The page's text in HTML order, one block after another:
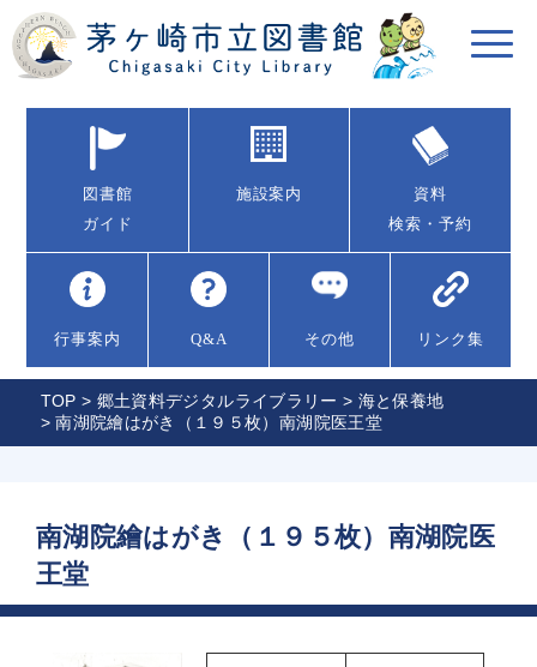
図書館
ガイド
施設案内
資料
検索・予約
行事案内 Q&A その他 リンク集
TOP > 郷土資料デジタルライブラリー > 海と保養地
> 南湖院繪はがき（１９５枚）南湖院医王堂
南湖院繪はがき（１９５枚）南湖院医
王堂